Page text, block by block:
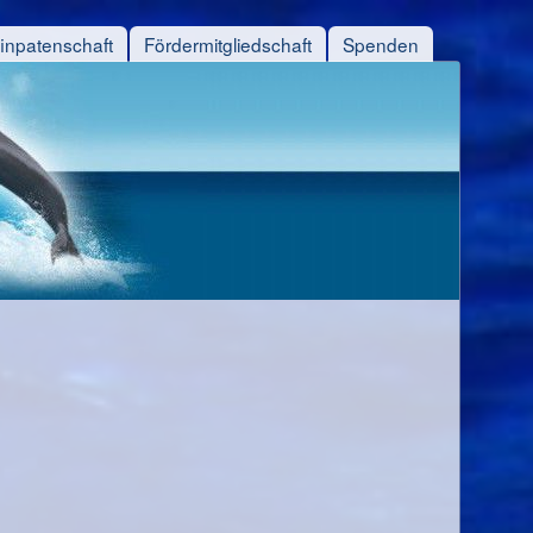
Fördermitgliedschaft Spenden